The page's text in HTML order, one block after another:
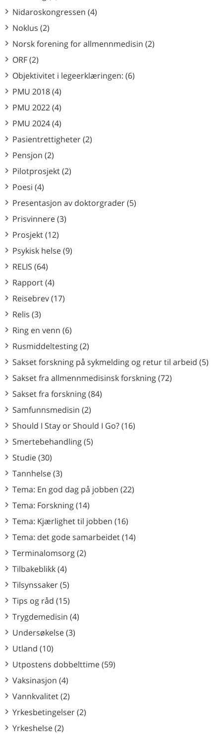
Nidaroskongressen (4)
Noklus (2)
Norsk forening for allmennmedisin (2)
ORF (2)
Objektivitet i legeerklæringen: (6)
PMU 2018 (4)
PMU 2022 (4)
PMU 2024 (4)
Pasientrettigheter (2)
Pensjon (2)
Pilotprosjekt (2)
Poesi (4)
Presentasjon av doktorgrader (5)
Prisvinnere (3)
Prosjekt (12)
Psykisk helse (9)
RELIS (64)
Rapport (4)
Reisebrev (17)
Relis (3)
Ring en venn (6)
Rusmiddeltesting (2)
Sakset forskning på sykmelding og retur til arbeid (5)
Sakset fra allmennmedisinsk forskning (72)
Sakset fra forskning (84)
Samfunnsmedisin (2)
Should I Stay or Should I Go? (16)
Smertebehandling (5)
Studie (30)
Tannhelse (3)
Tema: En god dag på jobben (22)
Tema: Forskning (14)
Tema: Kjærlighet til jobben (16)
Tema: det gode samarbeidet (14)
Terminalomsorg (2)
Tilbakeblikk (4)
Tilsynssaker (5)
Tips og råd (15)
Trygdemedisin (4)
Undersøkelse (3)
Utland (10)
Utpostens dobbelttime (59)
Vaksinasjon (4)
Vannkvalitet (2)
Yrkesbetingelser (2)
Yrkeshelse (2)